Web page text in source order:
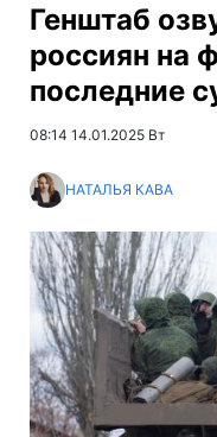
Генштаб
россиян на
последние
08:14 14.01.2025 Вт
НАТАЛЬЯ КАВА